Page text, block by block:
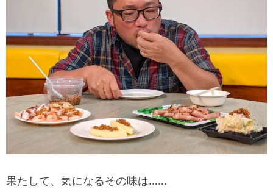
果たして、気になるその味は……